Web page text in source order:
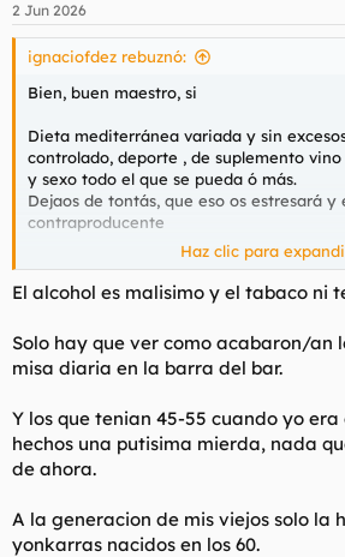
e
s
2 Jun 2026
ignaciofdez rebuznó:
Bien, buen maestro, si
Dieta mediterránea variada y sin
controlado, deporte , de suplemento
y sexo todo el que se pueda ó más.
Dejaos de tontás, que eso os estresará y
contraproducente
K#rma y eso yes
Haz clic para
El alcohol es malisimo y el tabaco ni
Solo hay que ver como acabaron/an
misa diaria en la barra del bar.
Y los que tenian 45-55 cuando yo
hechos una putisima mierda, nada
de ahora.
A la generacion de mis viejos solo la
yonkarras nacidos en los 60.